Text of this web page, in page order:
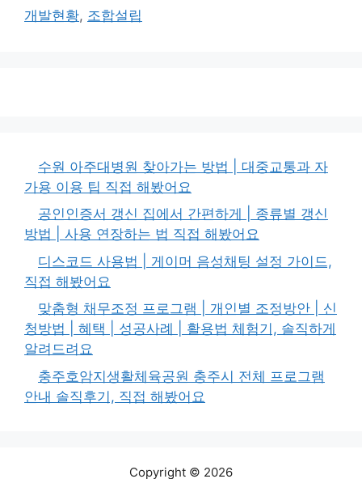
개발현황, 조합설립
수원 아주대병원 찾아가는 방법 | 대중교통과 자
가용 이용 팁 직접 해봤어요
공인인증서 갱신 집에서 간편하게 | 종류별 갱신
방법 | 사용 연장하는 법 직접 해봤어요
디스코드 사용법 | 게이머 음성채팅 설정 가이드,
직접 해봤어요
맞춤형 채무조정 프로그램 | 개인별 조정방안 | 신
청방법 | 혜택 | 성공사례 | 활용법 체험기, 솔직하게
알려드려요
충주호암지생활체육공원 충주시 전체 프로그램
안내 솔직후기, 직접 해봤어요
Copyright © 2026